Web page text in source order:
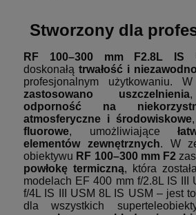
Stworzony dla
RF 100–300 mm F2.8L IS
doskonałą trwałość i
profesjonalnym użytkowaniu.
zastosowano uszczelnienia,
odporność na
atmosferyczne i środowiskowe
fluorowe, umożliwiające
elementów zewnętrznych. W
obiektywu RF 100–300 mm F2
powłokę termiczną, która
modelach EF 400 mm f/2.8L IS III
f/4L IS III USM 8L IS USM – jest
dla wszystkich